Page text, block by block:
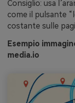
Consiglio: usa
come il pulsante
costante sulle
Esempio
media.io